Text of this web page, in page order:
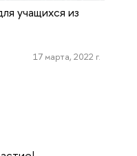
учащихся из
17 марта, 2022 г.